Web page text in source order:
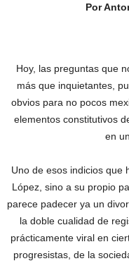
Por
Hoy, las preguntas que
más que inquietantes,
obvios para no pocos
elementos constitutivos
en
Uno de esos indicios que
López, sino a su propio
parece padecer ya un
la doble cualidad de
prácticamente viral en
progresistas, de la